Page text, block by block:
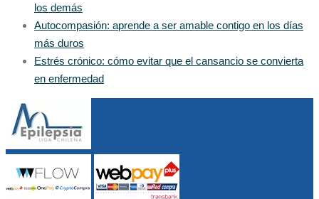
los demás
Autocompasión: aprende a ser amable contigo en los días
más duros
Estrés crónico: cómo evitar que el cansancio se convierta
en enfermedad